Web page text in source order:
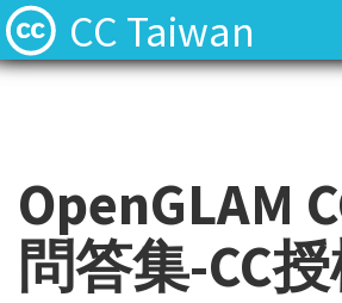
CC Taiwan
OpenGLAM
問答集-CC